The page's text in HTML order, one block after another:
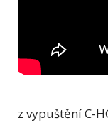
z vypuštění C-